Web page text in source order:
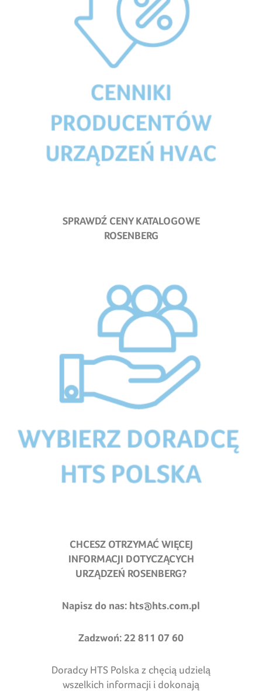
SPRAWDŹ CENY KATALOGOWE
ROSENBERG
CHCESZ OTRZYMAĆ WIĘCEJ
INFORMACJI DOTYCZĄCYCH
URZĄDZEŃ ROSENBERG?
Napisz do nas: hts@hts.com.pl
Zadzwoń: 22 811 07 60
Doradcy HTS Polska z chęcią udzielą
wszelkich informacji i dokonają